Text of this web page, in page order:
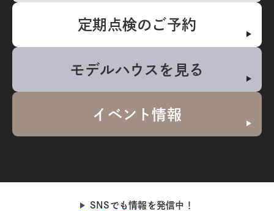
定期点検のご予約
モデルハウスを見る
イベント情報
SNSでも情報を発信中！